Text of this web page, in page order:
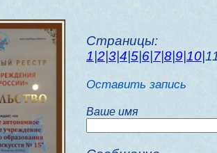
Страницы:
1 2 3 4 5 6 7 8 9 10
Оставить запись
Ваше имя